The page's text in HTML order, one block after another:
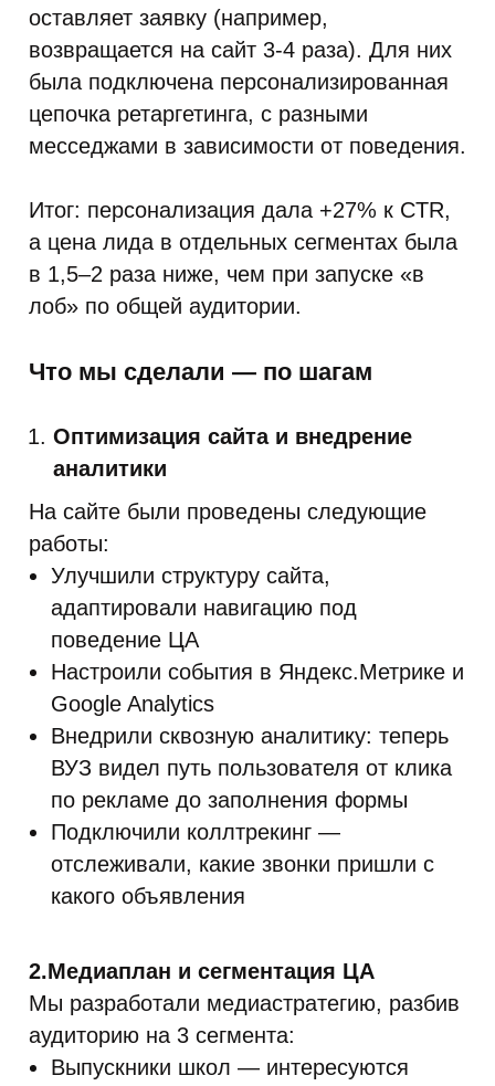
оставляет заявку (например,
возвращается на сайт 3-4 раза). Для них
была подключена персонализированная
цепочка ретаргетинга, с разными
месседжами в зависимости от поведения.
Итог: персонализация дала +27% к CTR,
а цена лида в отдельных сегментах была
в 1,5–2 раза ниже, чем при запуске «в
лоб» по общей аудитории.
Что мы сделали — по шагам
Оптимизация сайта и внедрение
аналитики
На сайте были проведены следующие
работы:
Улучшили структуру сайта,
адаптировали навигацию под
поведение ЦА
Настроили события в Яндекс.Метрике и
Google Analytics
Внедрили сквозную аналитику: теперь
ВУЗ видел путь пользователя от клика
по рекламе до заполнения формы
Подключили коллтрекинг —
отслеживали, какие звонки пришли с
какого объявления
2.Медиаплан и сегментация ЦА
Мы разработали медиастратегию, разбив
аудиторию на 3 сегмента:
Выпускники школ — интересуются